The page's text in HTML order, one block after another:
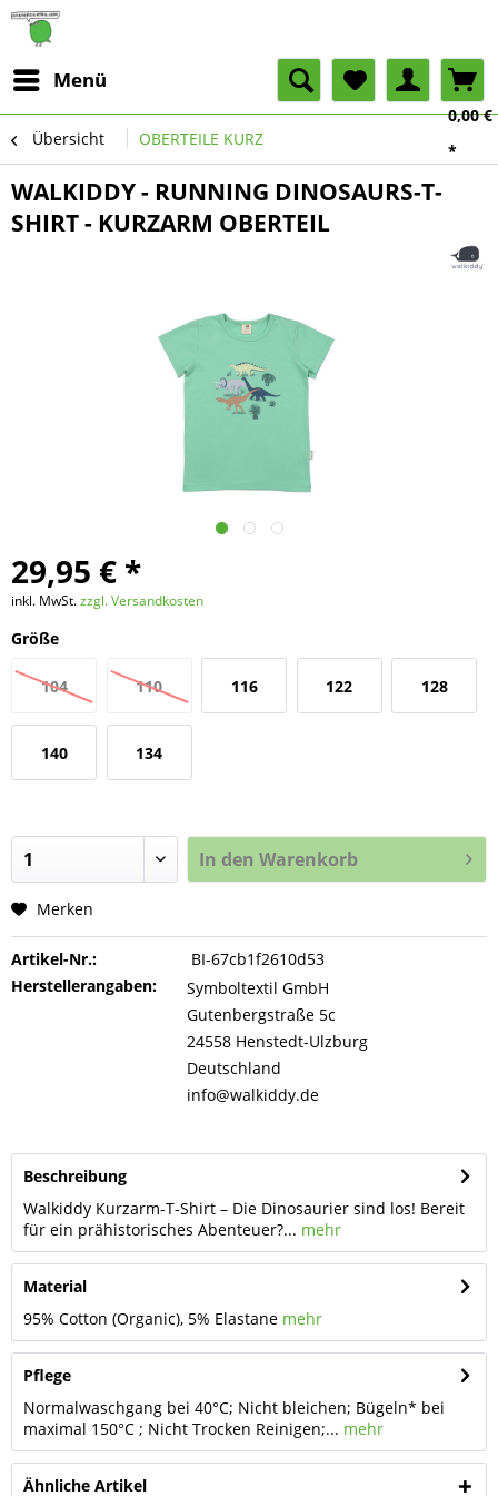
Menü
0,00 €
*
Übersicht OBERTEILE KURZ
WALKIDDY - RUNNING DINOSAURS-T-
SHIRT - KURZARM OBERTEIL
29,95 € *
inkl. MwSt.zzgl. Versandkosten
Größe
104 110 116 122 128
140 134
In den Warenkorb
Merken
Artikel-Nr.:
BI-67cb1f2610d53
Herstellerangaben:
Symboltextil GmbH
Gutenbergstraße 5c
24558 Henstedt-Ulzburg
Deutschland
info@walkiddy.de
Beschreibung
Walkiddy Kurzarm-T-Shirt – Die Dinosaurier sind los! Bereit
für ein prähistorisches Abenteuer?... mehr
Material
95% Cotton (Organic), 5% Elastane mehr
Pflege
Normalwaschgang bei 40°C; Nicht bleichen; Bügeln* bei
maximal 150°C ; Nicht Trocken Reinigen;... mehr
Ähnliche Artikel